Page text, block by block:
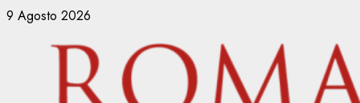
Vai
contenuto
9 Agosto 2026